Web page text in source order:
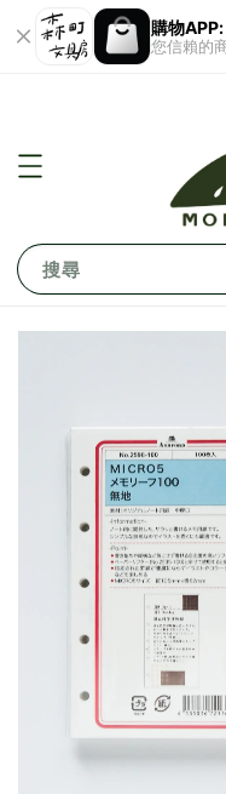
購物
您信賴的
搜尋